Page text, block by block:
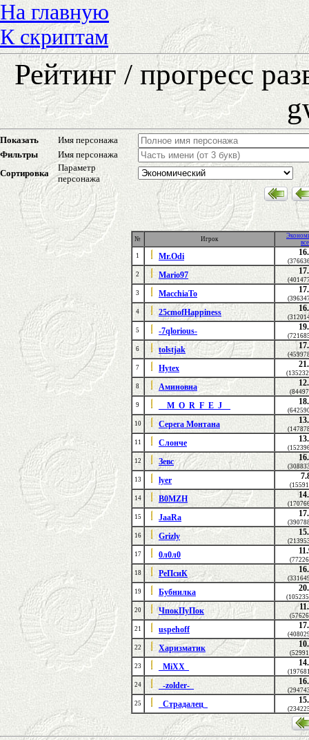
На главную
К скриптам
Рейтинг / прогресс
Показать
Имя персонажа
Фильтры
Имя персонажа
Сортировка
Параметр
персонажа
№ Игрок
1
Mr.Odi
2
Mario97
3
MacchiaTo
4
25cmofHappiness
5
-7qlorious-
6
tolstjak
7
Hytex
8
Аминовна
9
__M_O_R_F_E_J__
10
Серега Монтана
11
Слонче
12
Зевс
13
lyer
14
B0MZH
15
JaaRa
16
Grizly
17
0л0л0
18
РеПсиК
19
Бубнилка
20
ЧпокПуПок
21
uspehoff
22
Харизматик
23
_MiXX_
24
_-zolder-_
25
_Страдалец_